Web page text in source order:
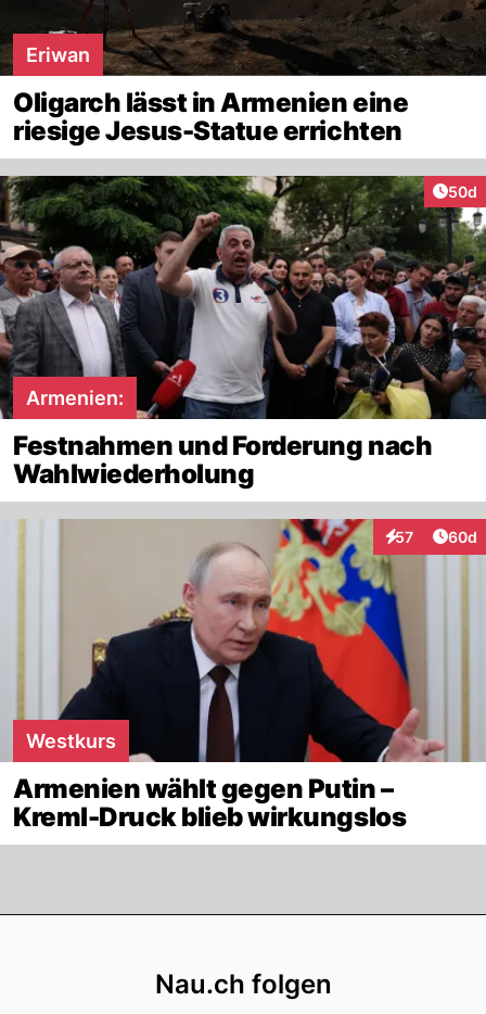
Eriwan
Oligarch lässt in Armenien eine
riesige Jesus-Statue errichten
50d
Armenien:
Festnahmen und Forderung nach
Wahlwiederholung
57
Interaktionen
60d
Westkurs
Armenien wählt gegen Putin –
Kreml-Druck blieb wirkungslos
Nau.ch folgen